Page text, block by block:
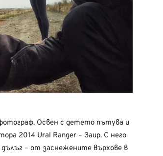
Освен с детето пътува и
2014 Ural Ranger – Заир. С него
– от заснежените върхове в